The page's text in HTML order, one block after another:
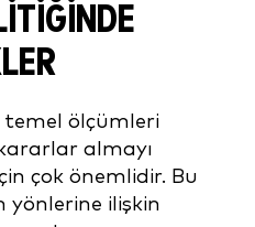
temel ölçümleri
almayı
çok önemlidir. Bu
ilişkin